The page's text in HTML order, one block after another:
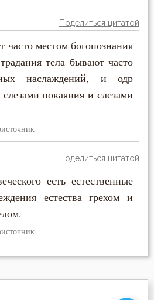
(Иванов)
Поделиться цитатой
часто местом богопознания
тела бывают часто
наслаждений, и одр
покаяния и слезами
Поделиться цитатой
есть естественные
естества грехом и